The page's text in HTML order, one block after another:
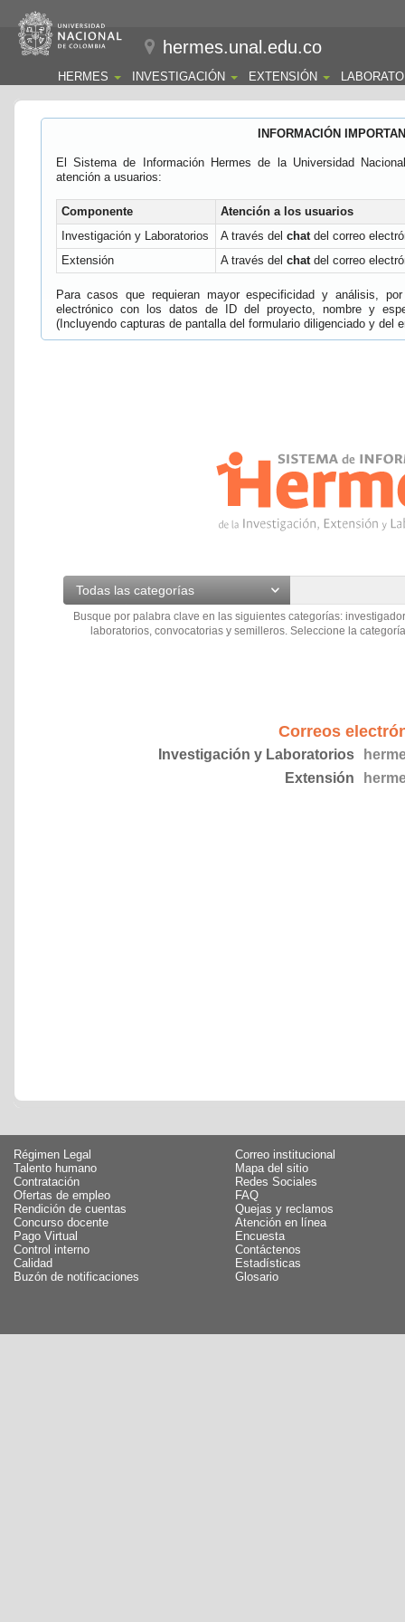
hermes.unal.edu.co
HERMES INVESTIGACIÓN EXTENSIÓN
INFORMACIÓN
El Sistema de Información Hermes de la Universidad
atención a usuarios:
Componente
Atención a los usuarios
Investigación y Laboratorios
A través del chatdel correo
Extensión
A través del chatdel correo
Para casos que requieran mayor especificidad y análisis,
electrónico con los datos de ID del proyecto, nombre y
(Incluyendo capturas de pantalla del formulario diligenciado y del
Todas las categorías
Busque por palabra clave en las siguientes categorías:
laboratorios, convocatorias y semilleros. Seleccione la
Correos
Investigación y Laboratorios
Extensión
Régimen Legal
Talento humano
Contratación
Ofertas de empleo
Rendición de cuentas
Concurso docente
Pago Virtual
Control interno
Calidad
Buzón de notificaciones
Correo institucional
Mapa del sitio
Redes Sociales
FAQ
Quejas y reclamos
Atención en línea
Encuesta
Contáctenos
Estadísticas
Glosario